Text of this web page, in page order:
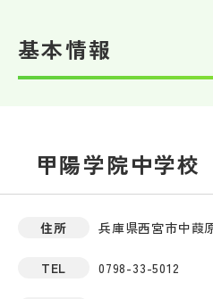
帰国生受験情報
よみもの
学校からのお知らせ
学校HP最新情報
基本情報
甲陽学院中学校
住所 兵庫県西宮市中葭
TEL 0798-33-5012